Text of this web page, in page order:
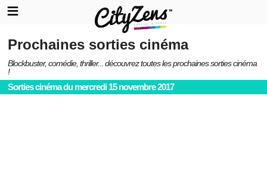
Prochaines sorties cinéma
Blockbuster, comédie, thriller... découvrez toutes les prochaines sorties cinéma
!
Sorties cinéma du mercredi 15 novembre 2017